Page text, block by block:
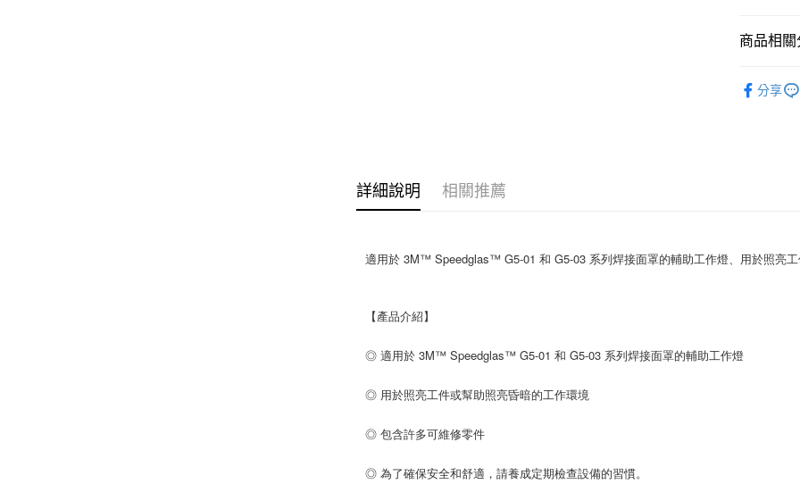
每筆
每筆
商品相關
分享
詳細說明 相關推薦
適用於 3M™ Speedglas™ G5-01 和 G5-03 系列焊接面罩的輔助工作燈、用於照亮
【產品介紹】
◎ 適用於 3M™ Speedglas™ G5-01 和 G5-03 系列焊接面罩的輔助工作燈
◎ 用於照亮工件或幫助照亮昏暗的工作環境
◎ 包含許多可維修零件
◎ 為了確保安全和舒適，請養成定期檢查設備的習慣。